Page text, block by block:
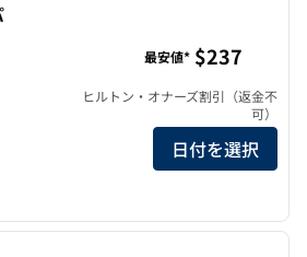
ッド・ビーチ・ヒルトン・リゾート&スパ
最安値* $237
ヒルトン・オナーズ割引（返金不
可）
日付を選択
1/12
次の